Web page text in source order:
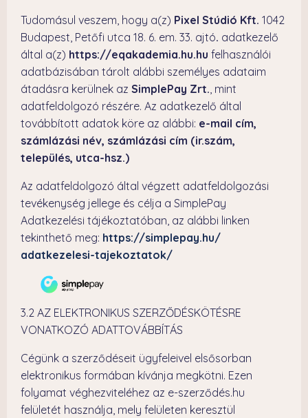
Tudomásul veszem, hogy a(z) Pixel Stúdió Kft. 1042
Budapest, Petőfi utca 18. 6. em. 33. ajtó. adatkezelő
által a(z) https://eqakademia.hu.hu felhasználói
adatbázisában tárolt alábbi személyes adataim
átadásra kerülnek az SimplePay Zrt., mint
adatfeldolgozó részére. Az adatkezelő által
továbbított adatok köre az alábbi: e-mail cím,
számlázási név, számlázási cím (ir.szám,
település, utca-hsz.)
Az adatfeldolgozó által végzett adatfeldolgozási
tevékenység jellege és célja a SimplePay
Adatkezelési tájékoztatóban, az alábbi linken
tekinthető meg: https://simplepay.hu/
adatkezelesi-tajekoztatok/
3.2 AZ ELEKTRONIKUS SZERZŐDÉSKÖTÉSRE
VONATKOZÓ ADATTOVÁBBÍTÁS
Cégünk a szerződéseit ügyfeleivel elsősorban
elektronikus formában kívánja megkötni. Ezen
folyamat véghezviteléhez az e-szerződés.hu
felületét használja, mely felületen keresztül